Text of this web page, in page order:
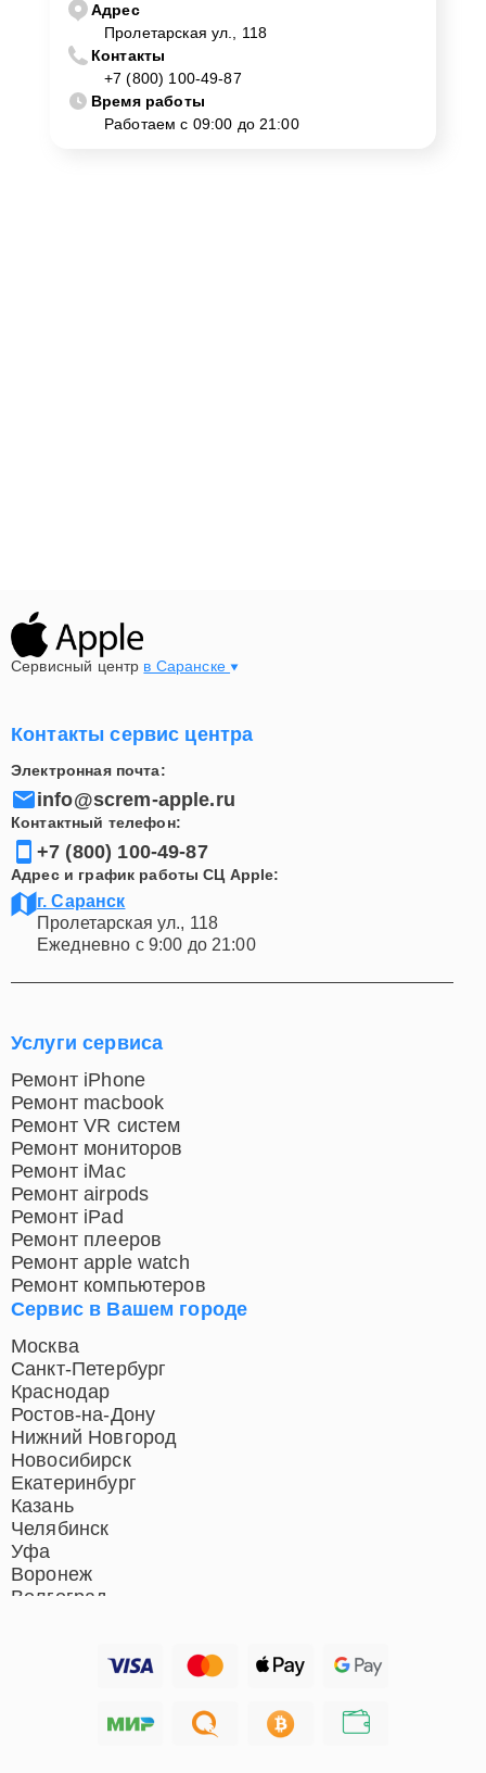
Адрес
Пролетарская ул., 118
Контакты
+7 (800) 100-49-87
Время работы
Работаем с 09:00 до 21:00
Сервисный центр в Саранске
Контакты сервис центра
Электронная почта:
info@screm-apple.ru
Контактный телефон:
+7 (800) 100-49-87
Адрес и график работы СЦ Apple:
г. Саранск
Пролетарская ул., 118
Ежедневно с 9:00 до 21:00
Сервис в Вашем городе
Москва
Санкт-Петербург
Краснодар
Ростов-на-Дону
Нижний Новгород
Новосибирск
Екатеринбург
Казань
Челябинск
Уфа
Воронеж
Волгоград
Хабаровск
Услуги сервиса
Ремонт iPhone
Ремонт macbook
Ремонт VR систем
Ремонт мониторов
Ремонт iMac
Ремонт airpods
Ремонт iPad
Ремонт плееров
Ремонт apple watch
Ремонт компьютеров